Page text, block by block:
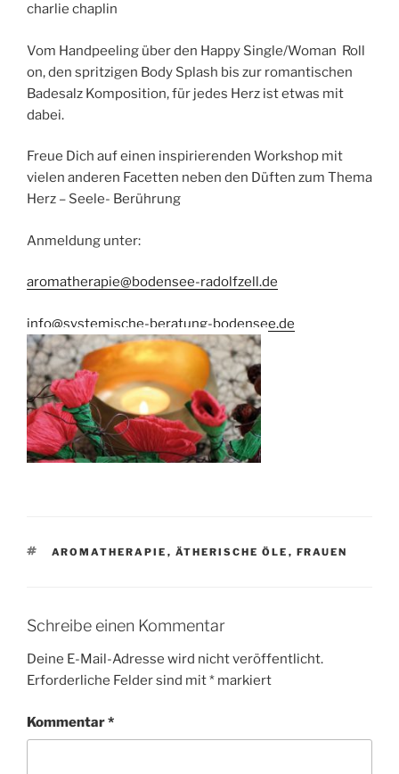
charlie chaplin
Vom Handpeeling über den Happy Single/Woman Roll
on, den spritzigen Body Splash bis zur romantischen
Badesalz Komposition, für jedes Herz ist etwas mit
dabei.
Freue Dich auf einen inspirierenden Workshop mit
vielen anderen Facetten neben den Düften zum Thema
Herz – Seele- Berührung
Anmeldung unter:
aromatherapie@bodensee-radolfzell.de
info@systemische-beratung-bodensee.de
SCHLAGWÖRTER
AROMATHERAPIE , ÄTHERISCHE ÖLE , FRAUEN
Schreibe einen Kommentar
Deine E-Mail-Adresse wird nicht veröffentlicht.
Erforderliche Felder sind mit* markiert
Kommentar*